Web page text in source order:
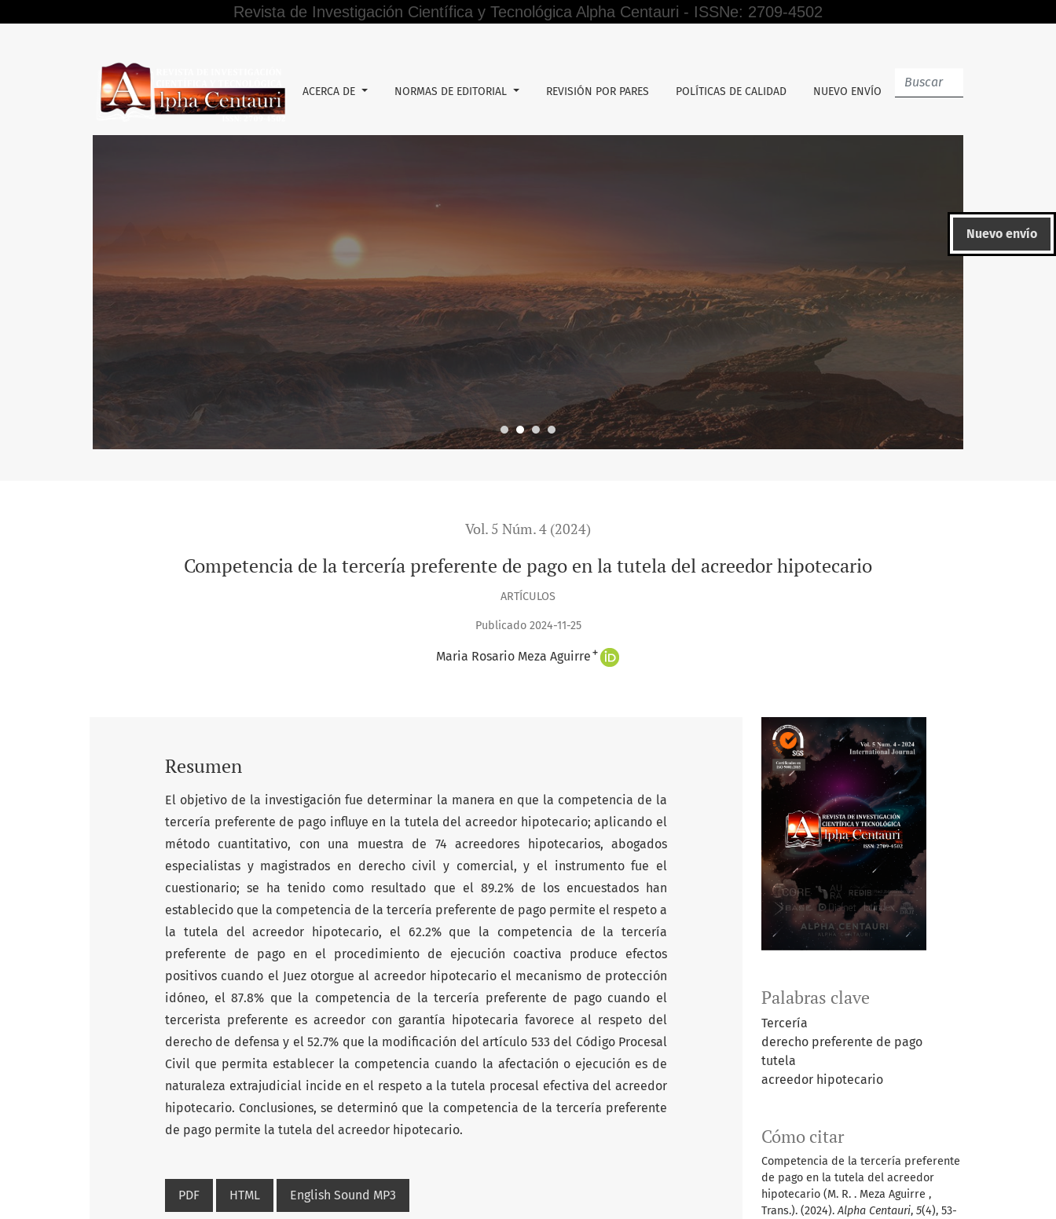
Revista de Investigación Científica y Tecnológica Alpha Centauri - ISSNe: 2709-4502
ACERCA DE NORMAS DE EDITORIAL REVISIÓN POR PARES POLÍTICAS DE CALIDAD NUEVO ENVÍO
Nuevo envío
Vol. 5 Núm. 4 (2024)
Competencia de la tercería preferente de pago en la tutela del acreedor hipotecario
ARTÍCULOS
Publicado 2024-11-25
Maria Rosario Meza Aguirre +
Palabras clave
Tercería
derecho preferente de pago
tutela
acreedor hipotecario
Cómo citar
Competencia de la tercería preferente
de pago en la tutela del acreedor
hipotecario (M. R. . Meza Aguirre ,
Trans.). (2024).Alpha Centauri, 5(4), 53-
Resumen
El objetivo de la investigación fue determinar la manera en que la competencia de la
tercería preferente de pago influye en la tutela del acreedor hipotecario; aplicando el
método cuantitativo, con una muestra de 74 acreedores hipotecarios, abogados
especialistas y magistrados en derecho civil y comercial, y el instrumento fue el
cuestionario; se ha tenido como resultado que el 89.2% de los encuestados han
establecido que la competencia de la tercería preferente de pago permite el respeto a
la tutela del acreedor hipotecario, el 62.2% que la competencia de la tercería
preferente de pago en el procedimiento de ejecución coactiva produce efectos
positivos cuando el Juez otorgue al acreedor hipotecario el mecanismo de protección
idóneo, el 87.8% que la competencia de la tercería preferente de pago cuando el
tercerista preferente es acreedor con garantía hipotecaria favorece al respeto del
derecho de defensa y el 52.7% que la modificación del artículo 533 del Código Procesal
Civil que permita establecer la competencia cuando la afectación o ejecución es de
naturaleza extrajudicial incide en el respeto a la tutela procesal efectiva del acreedor
hipotecario. Conclusiones, se determinó que la competencia de la tercería preferente
de pago permite la tutela del acreedor hipotecario.
PDF HTML English Sound MP3